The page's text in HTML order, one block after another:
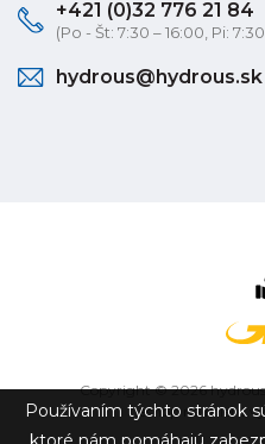
+421 (0)32 776 21 84
(Po - Št: 7:30 – 16:00, Pi:
hydrous@hydrous.sk
Copyright © 2026
eshop na mieru
Používaním týchto stránok